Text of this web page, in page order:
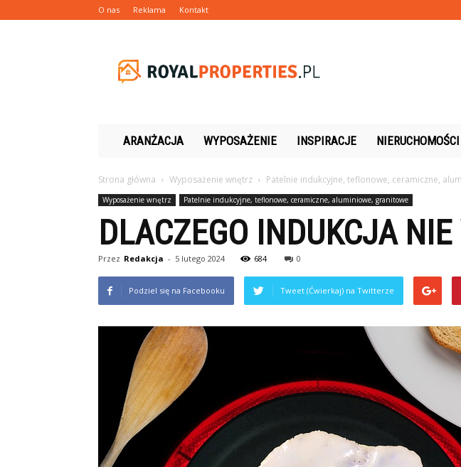
O nas Reklama Kontakt
ARANŻACJA WYPOSAŻENIE INSPIRACJE NIERUCHOMOŚCI
Strona główna Wyposażenie wnętrz Patelnie indukcyjne, teflonowe, ceramiczne,
Wyposażenie wnętrz Patelnie indukcyjne, teflonowe, ceramiczne, aluminiowe, granitowe
DLACZEGO INDUKCJA
Przez Redakcja - 5 lutego 2024 684 0
Podziel się na Facebooku Tweet (Ćwierkaj) na Twitterze